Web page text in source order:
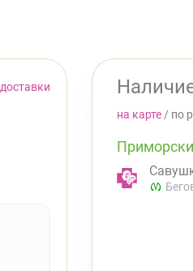
доставки
на карте / по